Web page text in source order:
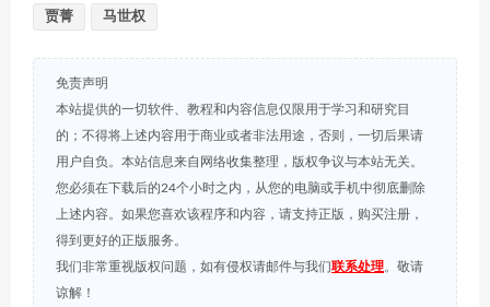
贾菁 马世权
免责声明
本站提供的一切软件、教程和内容信息仅限用于学习和研究目
的；不得将上述内容用于商业或者非法用途，否则，一切后果请
用户自负。本站信息来自网络收集整理，版权争议与本站无关。
您必须在下载后的24个小时之内，从您的电脑或手机中彻底删除
上述内容。如果您喜欢该程序和内容，请支持正版，购买注册，
得到更好的正版服务。
我们非常重视版权问题，如有侵权请邮件与我们联系处理。敬请
谅解！